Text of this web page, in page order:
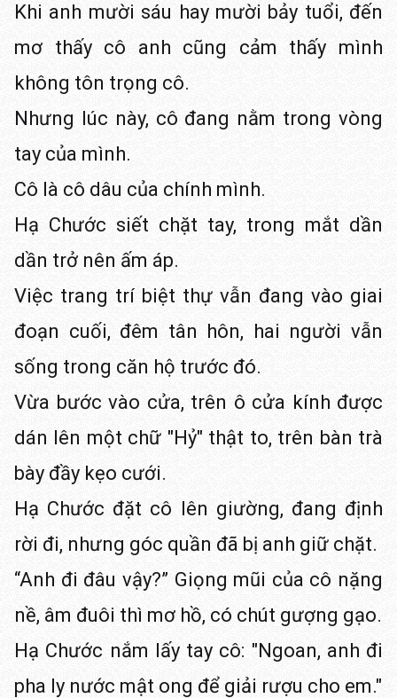
Khi anh mười sáu hay mười bảy tuổi, đến
mơ thấy cô anh cũng cảm thấy mình
không tôn trọng cô.
Nhưng lúc này, cô đang nằm trong vòng
tay của mình.
Cô là cô dâu của chính mình.
Hạ Chước siết chặt tay, trong mắt dần
dần trở nên ấm áp.
Việc trang trí biệt thự vẫn đang vào giai
đoạn cuối, đêm tân hôn, hai người vẫn
sống trong căn hộ trước đó.
Vừa bước vào cửa, trên ô cửa kính được
dán lên một chữ "Hỷ" thật to, trên bàn trà
bày đầy kẹo cưới.
Hạ Chước đặt cô lên giường, đang định
rời đi, nhưng góc quần đã bị anh giữ chặt.
“Anh đi đâu vậy?” Giọng mũi của cô nặng
nề, âm đuôi thì mơ hồ, có chút gượng gạo.
Hạ Chước nắm lấy tay cô: "Ngoan, anh đi
pha ly nước mật ong để giải rượu cho em."